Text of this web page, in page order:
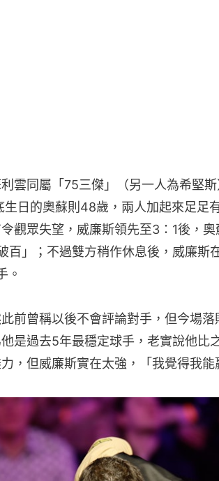
雲同屬「75三傑」（另一人為希堅
生日的奧蘇則48歲，兩人加起來足足
觀眾失望，威廉斯領先至3：1後，
百」；不過雙方稍作休息後，威廉斯
。
此前曾稱以後不會評論對手，但今場
是過去5年最穩定球手，老實說他比
，但威廉斯實在太強，「我覺得我能